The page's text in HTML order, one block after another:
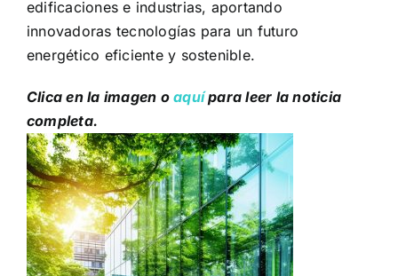
edificaciones e industrias, aportando
innovadoras tecnologías para un futuro
energético eficiente y sostenible.
Clica en la imagen oaquípara leer la noticia
completa.